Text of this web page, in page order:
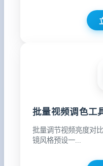
批量视频调色工
批量调节视频亮度对
镜风格预设一...